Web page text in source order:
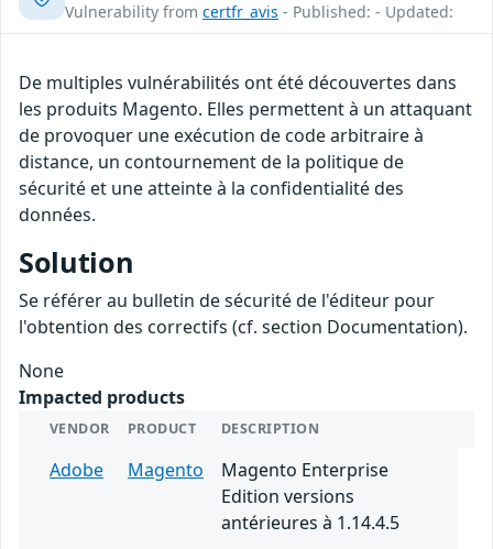
Vulnerability from certfr_avis - Published: - Updated:
De multiples vulnérabilités ont été découvertes dans
les produits Magento. Elles permettent à un attaquant
de provoquer une exécution de code arbitraire à
distance, un contournement de la politique de
sécurité et une atteinte à la confidentialité des
données.
Solution
Se référer au bulletin de sécurité de l'éditeur pour
l'obtention des correctifs (cf. section Documentation).
None
Impacted products
VENDOR PRODUCT DESCRIPTION
Adobe Magento
Magento Enterprise
Edition versions
antérieures à 1.14.4.5